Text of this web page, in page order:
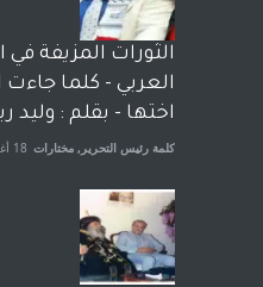
الشيخ طارق يوسف
الحكومة الأمريكية
الجنسية عن يد
آراء حرة مختارات 7 أبريل، 2023
الثورات المزيفة
العربي - كلما
اختها - بقلم : وليد
كلمة رئيس التحرير , مختارات 18 أغسطس، 2021